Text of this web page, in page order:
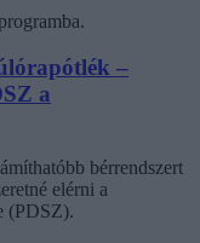
–
a
bérrendszert
elérni a
(PDSZ).